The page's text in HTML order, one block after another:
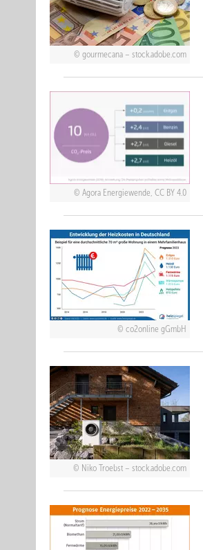
gourmecana – stock.adobe.com
Agora Energiewende, CC BY 4.0
co2online gGmbH
Niko Troebst – stock.adobe.com